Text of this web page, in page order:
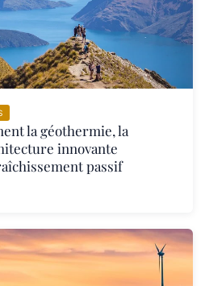
la géothermie, la
innovante
passif